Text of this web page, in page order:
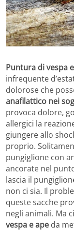
Puntura di vespa
infrequente
dolorose che
anafilattico nei
provoca dolore,
allergici la
giungere allo
proprio.
pungiglione con
ancorate nel
lascia il
non ci sia. Il
queste sacche
negli animali. Ma
vespa e ape da